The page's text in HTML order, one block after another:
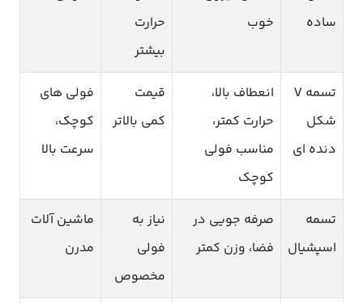
ساده
خوب
حرارت
بیشتر
تسمه V
شکل
دنده ای
انعطاف بالا،
حرارت کمتر،
مناسب فولی
کوچک
قیمت
کمی بالاتر
فولی های
کوچک،
سرعت بالا
تسمه
اسپشیال
صرفه جویی در
فضا، وزن کمتر
نیاز به
فولی
مخصوص
ماشین آلات
مدرن